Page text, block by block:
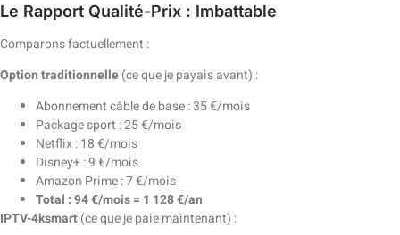
Le Rapport Qualité-Prix : Imbattable
Comparons factuellement :
Option traditionnelle(ce que je payais avant) :
Abonnement câble de base : 35 €/mois
Package sport : 25 €/mois
Netflix : 18 €/mois
Disney+ : 9 €/mois
Amazon Prime : 7 €/mois
Total : 94 €/mois = 1 128 €/an
IPTV-4ksmart(ce que je paie maintenant) :